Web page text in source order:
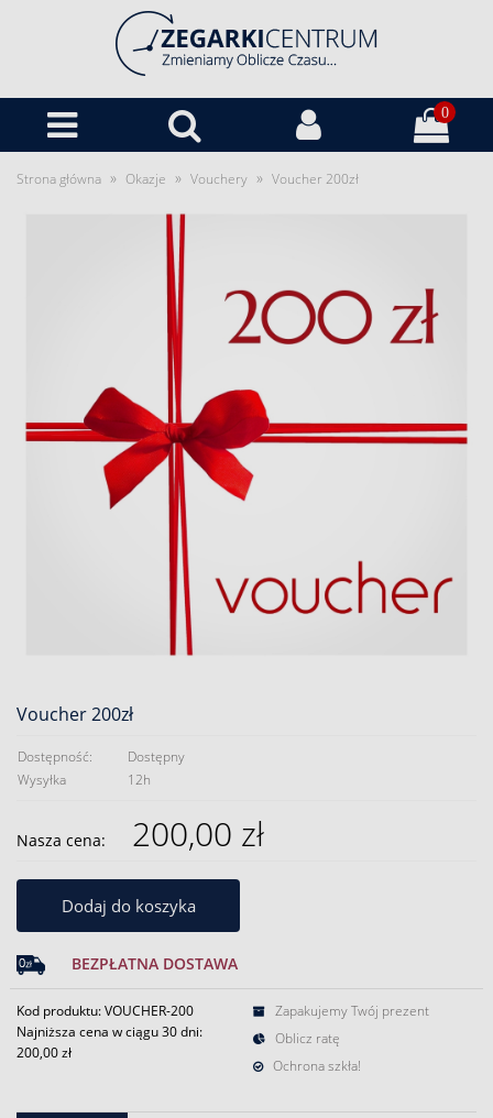
0
Strona główna » Okazje » Vouchery » Voucher 200zł
Voucher 200zł
Dostępność:
Dostępny
Wysyłka
12h
Nasza cena: 200,00 zł
Dodaj do koszyka
BEZPŁATNA DOSTAWA
Kod produktu: VOUCHER-200
Najniższa cena w ciągu 30 dni:
200,00 zł
Zapakujemy Twój prezent
Oblicz ratę
Ochrona szkła!